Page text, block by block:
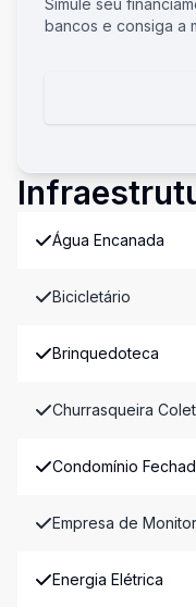
Simule seu
bancos e consiga a
Água Encanada
Bicicletário
Brinquedoteca
Churrasqueira
Condomínio
Empresa de
Energia Elétrica